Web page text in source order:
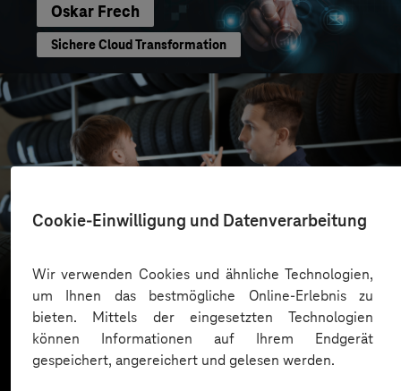
Cookie-Einwilligung und Datenverarbeitung
Wir verwenden Cookies und ähnliche Technologien,
um Ihnen das bestmögliche Online-Erlebnis zu
bieten. Mittels der eingesetzten Technologien
können Informationen auf Ihrem Endgerät
gespeichert, angereichert und gelesen werden.
Oskar Frech
Sichere Cloud Transformation
reifencom GmbH
Nutzung
Mehr laden